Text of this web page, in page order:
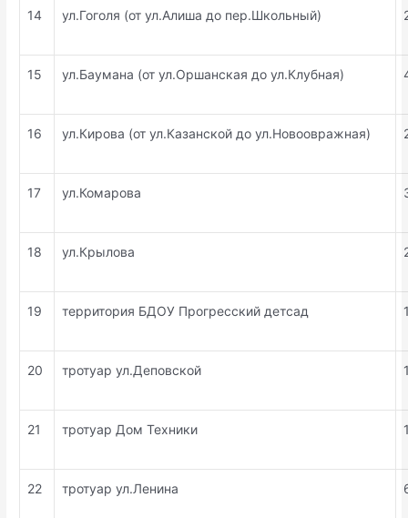
14 ул.Гоголя (от ул.Алиша до пер.Школьный)
15 ул.Баумана (от ул.Оршанская до ул.Клубная)
16 ул.Кирова (от ул.Казанской до ул.Новоовражная)
17 ул.Комарова
18 ул.Крылова
19 территория БДОУ Прогресский детсад
20 тротуар ул.Деповской
21 тротуар Дом Техники
22 тротуар ул.Ленина